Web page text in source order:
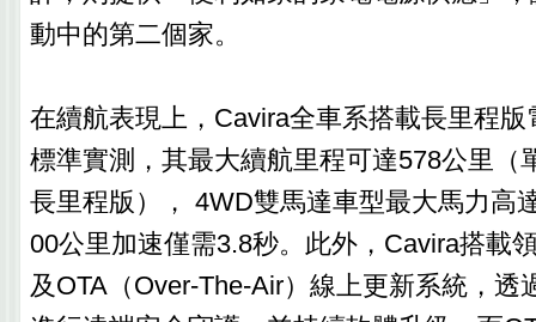
動中的第二個家。
在續航表現上，Cavira全車系搭載長里程版
標準實測，其最大續航里程可達578公里（
長里程版）， 4WD雙馬達車型最大馬力高
00公里加速僅需3.8秒。此外，Cavira搭載
及OTA（Over-The-Air）線上更新系統，透